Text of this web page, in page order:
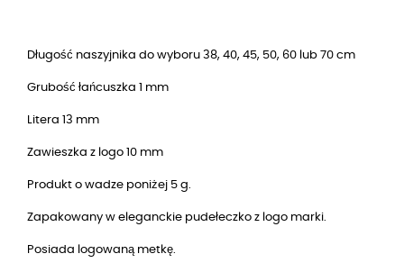
Długość naszyjnika do wyboru 38, 40, 45, 50, 60 lub 70 cm
Grubość łańcuszka 1 mm
Litera 13 mm
Zawieszka z logo 10 mm
Produkt o wadze poniżej 5 g.
Zapakowany w eleganckie pudełeczko z logo marki.
Posiada logowaną metkę.